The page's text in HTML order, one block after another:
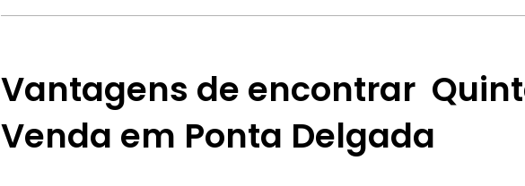
Vantagens de encontrar
Venda em Ponta Delgada